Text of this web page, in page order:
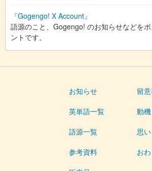
『Gogengo! X Account』
語源のこと、Gogengo! のお知らせなどを
ントです。
お知らせ
英単語一覧
語源一覧
参考資料
留
動
思い
お